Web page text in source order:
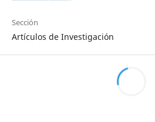
Sección
Artículos de Investigación